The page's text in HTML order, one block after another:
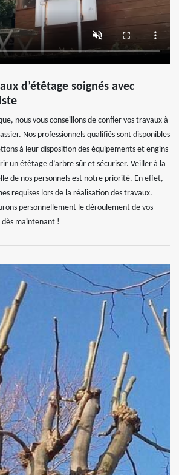
d’étêtage soignés avec
nous vous conseillons de confier vos travaux à
Nos professionnels qualifiés sont disponibles
à leur disposition des équipements et engins
un étêtage d’arbre sûr et sécuriser. Veiller à la
de nos personnels est notre priorité. En effet,
requises lors de la réalisation des travaux.
personnellement le déroulement de vos
maintenant !